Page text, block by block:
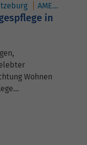
AMEOS Reha Klinikum Ratzeburg
in
Wohnen